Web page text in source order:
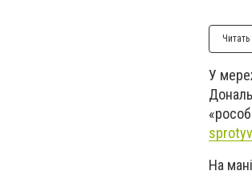
У
На